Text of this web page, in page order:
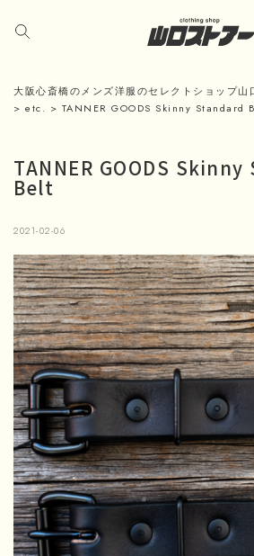
大阪心斎橋のメンズ洋服のセレクトショップ山
> etc. > TANNER GOODS Skinny Standard
TANNER GOODS
Belt
2021-02-06